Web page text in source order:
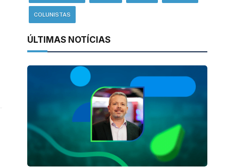
COLUNISTAS
ÚLTIMAS NOTÍCIAS